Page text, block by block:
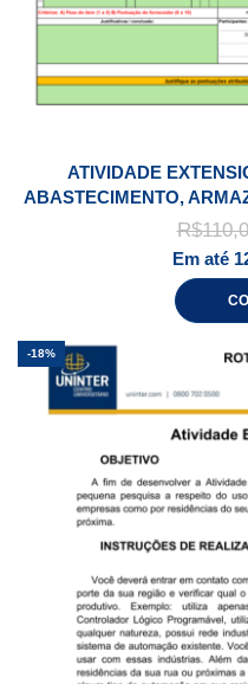
ATIVIDADE
ABASTECIMENTO,
R$
Em até
-18%